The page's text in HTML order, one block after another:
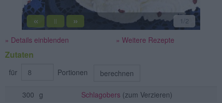
« || » 2 /2
» Details einblenden » Weitere Rezepte
Zutaten
für Portionen berechnen
300 g Schlagobers (zum Verzieren)